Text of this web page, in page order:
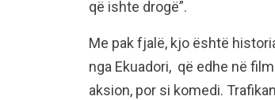
që ishte drogë”.
Me pak fjalë, kjo është
nga Ekuadori, që edhe në
aksion, por si komedi.